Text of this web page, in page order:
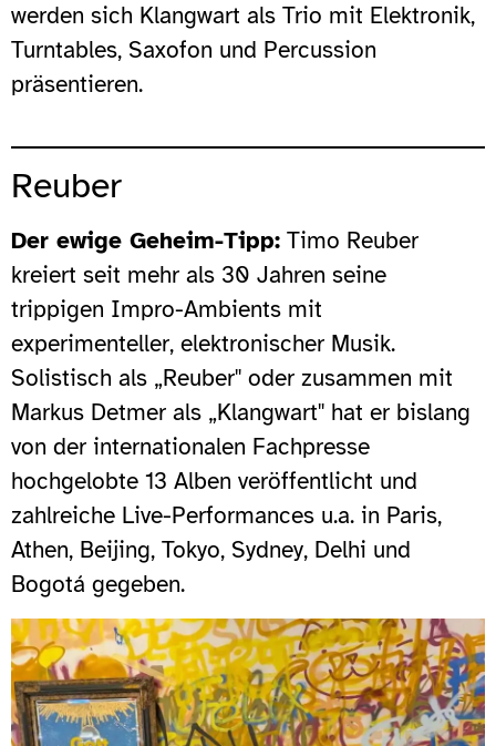
werden sich Klangwart als Trio mit Elektronik,
Turntables, Saxofon und Percussion
präsentieren.
Reuber
Der ewige Geheim-Tipp: Timo Reuber
kreiert seit mehr als 30 Jahren seine
trippigen Impro-Ambients mit
experimenteller, elektronischer Musik.
Solistisch als „Reuber" oder zusammen mit
Markus Detmer als „Klangwart" hat er bislang
von der internationalen Fachpresse
hochgelobte 13 Alben veröffentlicht und
zahlreiche Live-Performances u.a. in Paris,
Athen, Beijing, Tokyo, Sydney, Delhi und
Bogotá gegeben.